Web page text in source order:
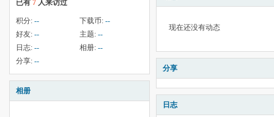
已有 7 人来访过
积分: -- 下载币: --
好友: -- 主题: --
日志: -- 相册: --
分享: --
相册
现在还没有动态
分享
日志